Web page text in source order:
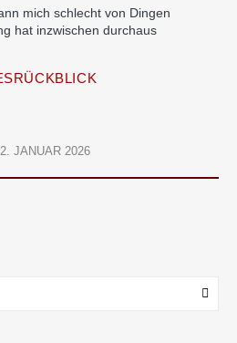
mich schlecht von Dingen
hat inzwischen durchaus
JANUAR 2026